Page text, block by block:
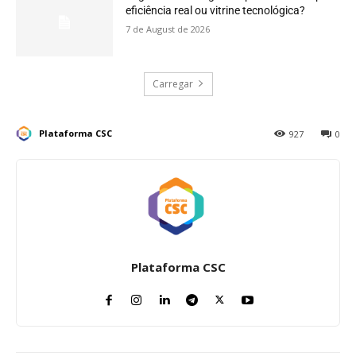
eficiência real ou vitrine tecnológica?
7 de August de 2026
Carregar
Plataforma CSC 0
927
Plataforma CSC